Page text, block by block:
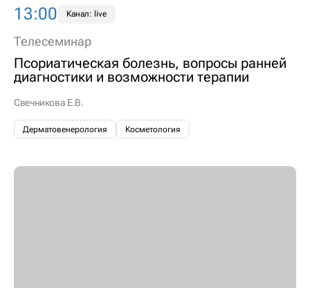
13:00 Канал: live
Телесеминар
Псориатическая болезнь, вопросы ранней
диагностики и возможности терапии
Свечникова Е.В.
Дерматовенерология Косметология